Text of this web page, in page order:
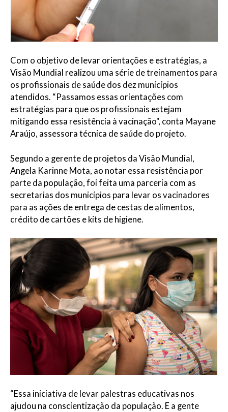
Com o objetivo de levar orientações e estratégias, a
Visão Mundial realizou uma série de treinamentos para
os profissionais de saúde dos dez municípios
atendidos. “Passamos essas orientações com
estratégias para que os profissionais estejam
mitigando essa resistência à vacinação", conta Mayane
Araújo, assessora técnica de saúde do projeto.
Segundo a gerente de projetos da Visão Mundial,
Angela Karinne Mota, ao notar essa resistência por
parte da população, foi feita uma parceria com as
secretarias dos municípios para levar os vacinadores
para as ações de entrega de cestas de alimentos,
crédito de cartões e kits de higiene.
“Essa iniciativa de levar palestras educativas nos
ajudou na conscientização da população. E a gente